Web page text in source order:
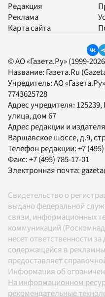
Редакция
Реклама
Карта сайта
© АО «Газета.Ру» (1999-
Название: Газета.Ru
Учредитель:АО «Газета.Ру»
7743625728
Адрес учредителя:
улица, дом 67
Адрес редакции и
Варшавское шоссе, д.9,
Телефон редакции:+7
Факс:+7 (495) 785-17-01
Электронная почта:
Свидетельство о
выдано федеральной
связи, информационных
коммуникаций
несет ответственности
содержащейся в
предоставляет
Информация об
На информационном
рекомендательные